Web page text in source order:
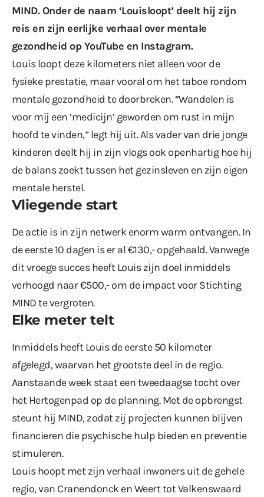
MIND. Onder de naam ‘Louisloopt’ deelt hij zijn
reis en zijn eerlijke verhaal over mentale
gezondheid op YouTube en Instagram.
Louis loopt deze kilometers niet alleen voor de
fysieke prestatie, maar vooral om het taboe rondom
mentale gezondheid te doorbreken. “Wandelen is
voor mij een ‘medicijn’ geworden om rust in mijn
hoofd te vinden,” legt hij uit. Als vader van drie jonge
kinderen deelt hij in zijn vlogs ook openhartig hoe hij
de balans zoekt tussen het gezinsleven en zijn eigen
mentale herstel.
Vliegende start
De actie is in zijn netwerk enorm warm ontvangen. In
de eerste 10 dagen is er al €130,- opgehaald. Vanwege
dit vroege succes heeft Louis zijn doel inmiddels
verhoogd naar €500,- om de impact voor Stichting
MIND te vergroten.
Elke meter telt
Inmiddels heeft Louis de eerste 50 kilometer
afgelegd, waarvan het grootste deel in de regio.
Aanstaande week staat een tweedaagse tocht over
het Hertogenpad op de planning. Met de opbrengst
steunt hij MIND, zodat zij projecten kunnen blijven
financieren die psychische hulp bieden en preventie
stimuleren.
Louis hoopt met zijn verhaal inwoners uit de gehele
regio, van Cranendonck en Weert tot Valkenswaard